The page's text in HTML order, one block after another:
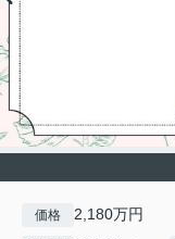
価格 2,180万円